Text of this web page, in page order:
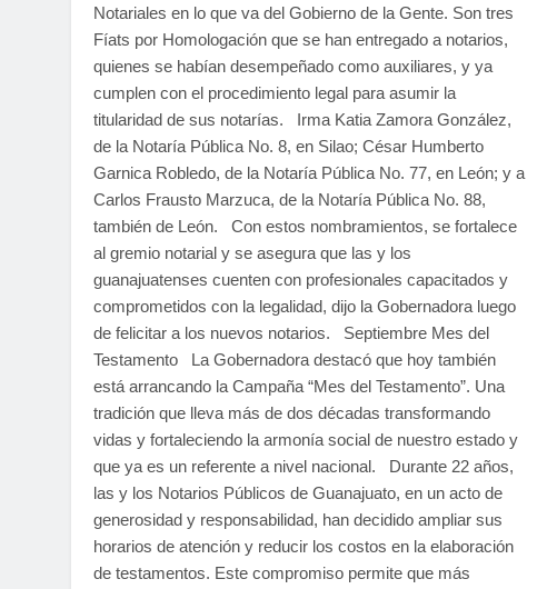
Notariales en lo que va del Gobierno de la Gente. Son tres
Fíats por Homologación que se han entregado a notarios,
quienes se habían desempeñado como auxiliares, y ya
cumplen con el procedimiento legal para asumir la
titularidad de sus notarías. Irma Katia Zamora González,
de la Notaría Pública No. 8, en Silao; César Humberto
Garnica Robledo, de la Notaría Pública No. 77, en León; y a
Carlos Frausto Marzuca, de la Notaría Pública No. 88,
también de León. Con estos nombramientos, se fortalece
al gremio notarial y se asegura que las y los
guanajuatenses cuenten con profesionales capacitados y
comprometidos con la legalidad, dijo la Gobernadora luego
de felicitar a los nuevos notarios. Septiembre Mes del
Testamento La Gobernadora destacó que hoy también
está arrancando la Campaña “Mes del Testamento”. Una
tradición que lleva más de dos décadas transformando
vidas y fortaleciendo la armonía social de nuestro estado y
que ya es un referente a nivel nacional. Durante 22 años,
las y los Notarios Públicos de Guanajuato, en un acto de
generosidad y responsabilidad, han decidido ampliar sus
horarios de atención y reducir los costos en la elaboración
de testamentos. Este compromiso permite que más